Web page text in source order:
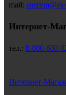
mail:
Интернет-
тел.: 8-800-600-
Интернет-